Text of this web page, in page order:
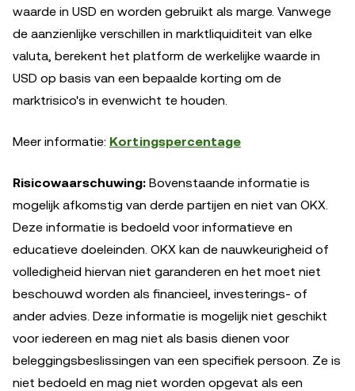
waarde in USD en worden gebruikt als marge. Vanwege
de aanzienlijke verschillen in marktliquiditeit van elke
valuta, berekent het platform de werkelijke waarde in
USD op basis van een bepaalde korting om de
marktrisico's in evenwicht te houden.
Meer informatie: Kortingspercentage
Risicowaarschuwing: Bovenstaande informatie is
mogelijk afkomstig van derde partijen en niet van OKX.
Deze informatie is bedoeld voor informatieve en
educatieve doeleinden. OKX kan de nauwkeurigheid of
volledigheid hiervan niet garanderen en het moet niet
beschouwd worden als financieel, investerings- of
ander advies. Deze informatie is mogelijk niet geschikt
voor iedereen en mag niet als basis dienen voor
beleggingsbeslissingen van een specifiek persoon. Ze is
niet bedoeld en mag niet worden opgevat als een